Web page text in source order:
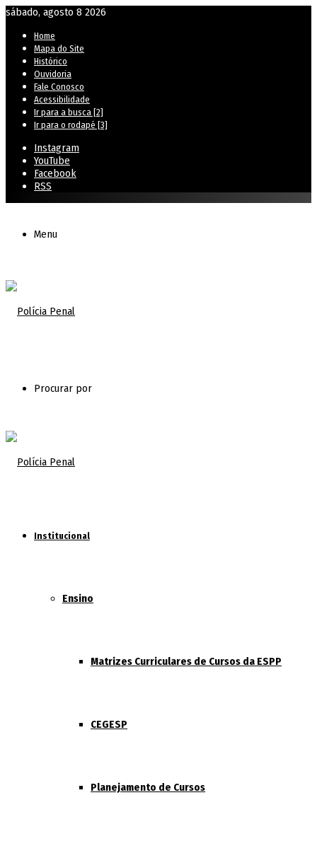
sábado, agosto 8 2026
Home
Mapa do Site
Histórico
Ouvidoria
Fale Conosco
Acessibilidade
Ir para a busca [2]
Ir para o rodapé [3]
Instagram
YouTube
Facebook
RSS
Menu
Procurar por
Institucional
Ensino
Matrizes Curriculares de Cursos da ESPP
CEGESP
Planejamento de Cursos